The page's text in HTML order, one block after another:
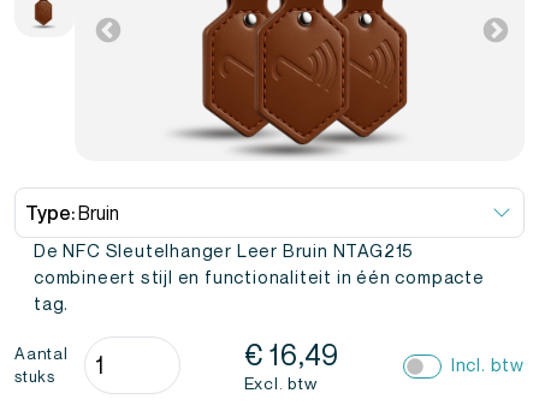
Type:Bruin
De NFC Sleutelhanger Leer Bruin NTAG215
combineert stijl en functionaliteit in één compacte
tag.
Aantal
stuks
NFC
Sleutelhanger
€ 16,49
Excl. btw
Incl. btw